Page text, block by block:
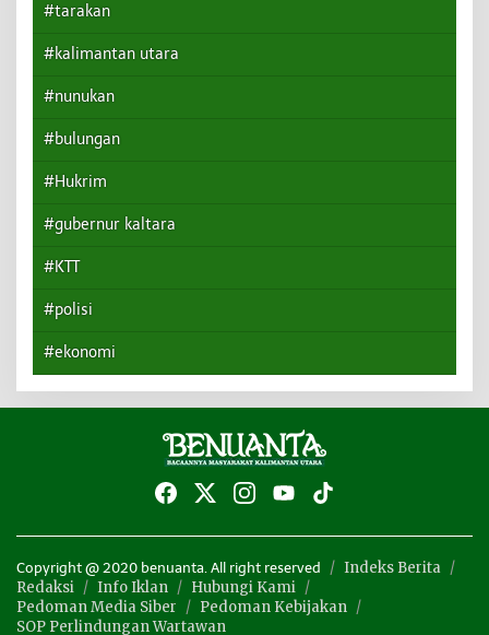
#tarakan
#kalimantan utara
#nunukan
#bulungan
#Hukrim
#gubernur kaltara
#KTT
#polisi
#ekonomi
Copyright @ 2020 benuanta. All right reserved
Indeks Berita
Redaksi
Info Iklan
Hubungi Kami
Pedoman Media Siber
Pedoman Kebijakan
SOP Perlindungan Wartawan